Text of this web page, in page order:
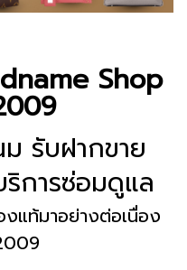
Shop
ม รับฝากขาย
ริการซ่อมดูแล
งแท้มาอย่างต่อเนื่อง